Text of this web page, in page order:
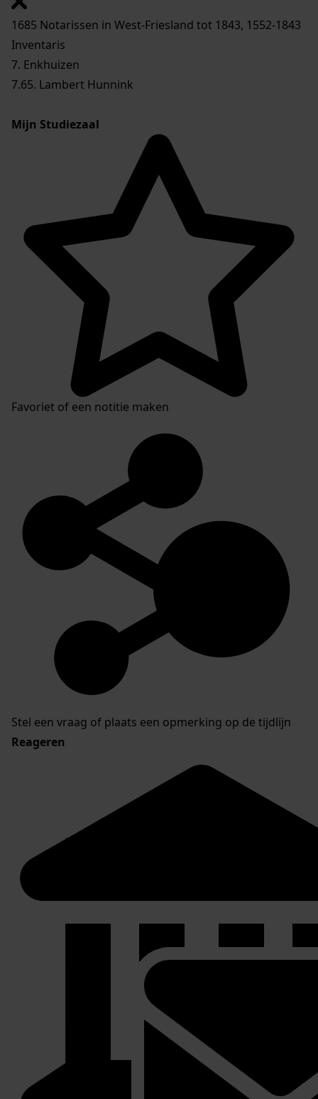
1685 Notarissen in West-Friesland tot 1843, 1552-1843
Inventaris
7. Enkhuizen
7.65. Lambert Hunnink
Mijn Studiezaal
Favoriet of een notitie maken
Stel een vraag of plaats een opmerking op de tijdlijn
Reageren